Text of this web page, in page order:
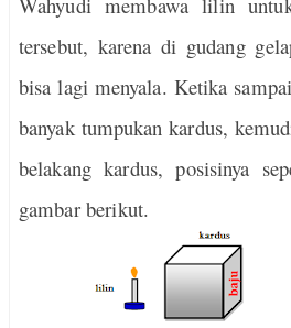
tersebut, karena di gudang
bisa lagi menyala. Ketika
banyak tumpukan kardus,
belakang kardus, posisinya
gambar berikut.